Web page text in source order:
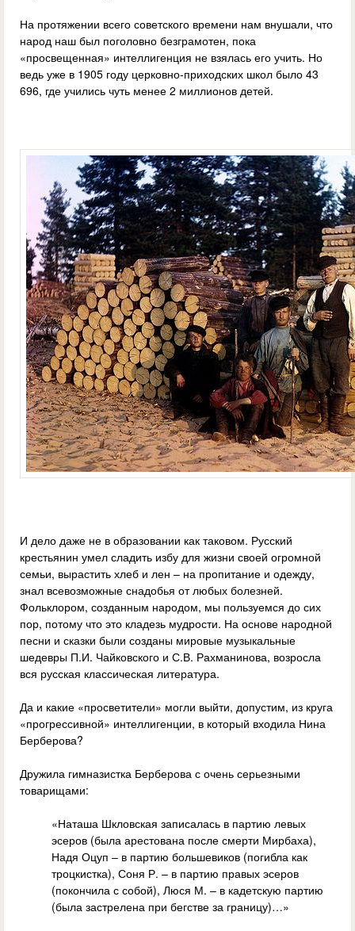
На протяжении всего советского времени нам внушали, что
народ наш был поголовно безграмотен, пока
«просвещенная» интеллигенция не взялась его учить. Но
ведь уже в 1905 году церковно-приходских школ было 43
696, где учились чуть менее 2 миллионов детей.
И дело даже не в образовании как таковом. Русский
крестьянин умел сладить избу для жизни своей огромной
семьи, вырастить хлеб и лен – на пропитание и одежду,
знал всевозможные снадобья от любых болезней.
Фольклором, созданным народом, мы пользуемся до сих
пор, потому что это кладезь мудрости. На основе народной
песни и сказки были созданы мировые музыкальные
шедевры П.И. Чайковского и С.В. Рахманинова, возросла
вся русская классическая литература.
Да и какие «просветители» могли выйти, допустим, из круга
«прогрессивной» интеллигенции, в который входила Нина
Берберова?
Дружила гимназистка Берберова с очень серьезными
товарищами:
«Наташа Шкловская записалась в партию левых
эсеров (была арестована после смерти Мирбаха),
Надя Оцуп – в партию большевиков (погибла как
троцкистка), Соня Р. – в партию правых эсеров
(покончила с собой), Люся М. – в кадетскую партию
(была застрелена при бегстве за границу)…»